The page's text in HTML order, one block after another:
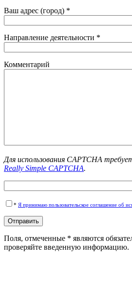
Ваш адрес (город) *
Направление деятельности *
Комментарий
Для использования CAPTCHA
Really Simple CAPTCHA.
* Я принимаю пользовательское соглашение об
Поля, отмеченные * являются
проверяйте введенную информацию.